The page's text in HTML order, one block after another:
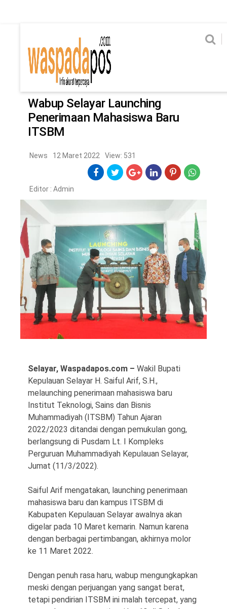
Home News
Ekonomi Hukum & Kriminal
Politik Metro
Hiburan Pendidikan
Edukasi
Copyright
Waspada
Home News Ekonomi Hukum & Kriminal
News
Wabup Selayar Launching
Penerimaan Mahasiswa Baru
ITSBM
News 12 Maret 2022 View: 531
Editor : Admin
Selayar, Waspadapos.com – Wakil Bupati
Kepulauan Selayar H. Saiful Arif, S.H.,
melaunching penerimaan mahasiswa baru
Institut Teknologi, Sains dan Bisnis
Muhammadiyah (ITSBM) Tahun Ajaran
2022/2023 ditandai dengan pemukulan gong,
berlangsung di Pusdam Lt. I Kompleks
Perguruan Muhammadiyah Kepulauan Selayar,
Jumat (11/3/2022).
Saiful Arif mengatakan, launching penerimaan
mahasiswa baru dan kampus ITSBM di
Kabupaten Kepulauan Selayar awalnya akan
digelar pada 10 Maret kemarin. Namun karena
dengan berbagai pertimbangan, akhirnya molor
ke 11 Maret 2022.
Dengan penuh rasa haru, wabup mengungkapkan
meski dengan perjuangan yang sangat berat,
tetapi pendirian ITSBM ini malah tercepat, yang